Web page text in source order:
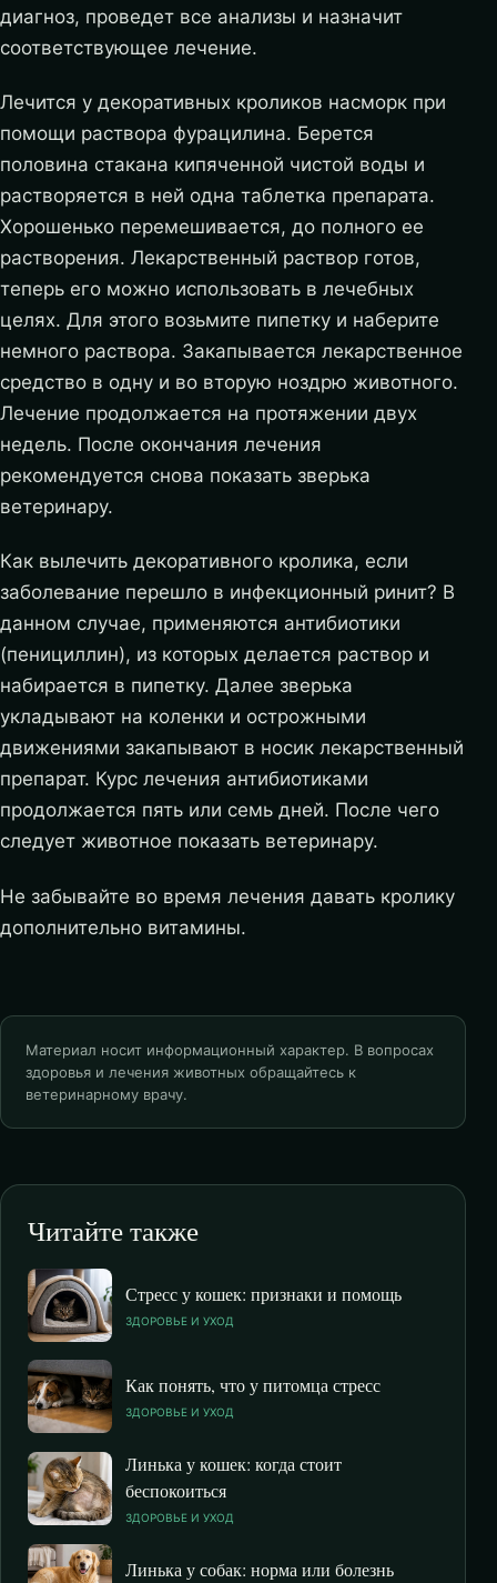
диагноз, проведет все анализы и назначит
соответствующее лечение.
Лечится у декоративных кроликов насморк при
помощи раствора фурацилина. Берется
половина стакана кипяченной чистой воды и
растворяется в ней одна таблетка препарата.
Хорошенько перемешивается, до полного ее
растворения. Лекарственный раствор готов,
теперь его можно использовать в лечебных
целях. Для этого возьмите пипетку и наберите
немного раствора. Закапывается лекарственное
средство в одну и во вторую ноздрю животного.
Лечение продолжается на протяжении двух
недель. После окончания лечения
рекомендуется снова показать зверька
ветеринару.
Как вылечить декоративного кролика, если
заболевание перешло в инфекционный ринит? В
данном случае, применяются антибиотики
(пенициллин), из которых делается раствор и
набирается в пипетку. Далее зверька
укладывают на коленки и острожными
движениями закапывают в носик лекарственный
препарат. Курс лечения антибиотиками
продолжается пять или семь дней. После чего
следует животное показать ветеринару.
Не забывайте во время лечения давать кролику
дополнительно витамины.
Материал носит информационный характер. В вопросах
здоровья и лечения животных обращайтесь к
ветеринарному врачу.
Читайте также
Стресс у кошек: признаки и помощь
ЗДОРОВЬЕ И УХОД
Как понять, что у питомца стресс
ЗДОРОВЬЕ И УХОД
Линька у кошек: когда стоит
беспокоиться
ЗДОРОВЬЕ И УХОД
Линька у собак: норма или болезнь